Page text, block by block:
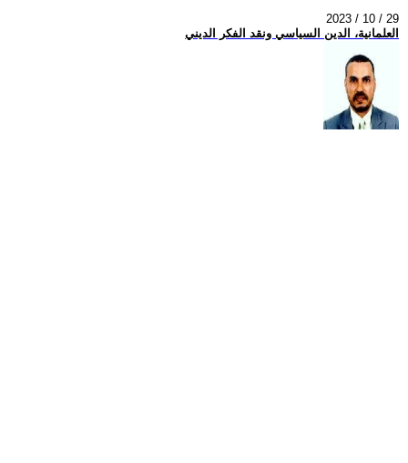
2023 / 10 / 29
العلمانية، الدين السياسي ونقد الفكر الديني